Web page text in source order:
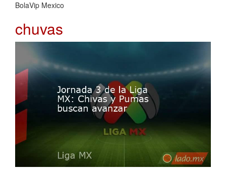
BolaVip Mexico
chuvas